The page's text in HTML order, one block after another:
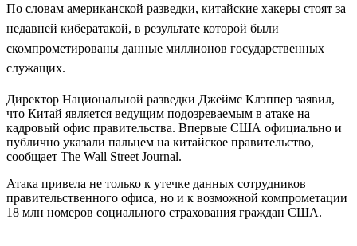
По словам американской разведки, китайские хакеры стоят за
недавней кибератакой, в результате которой были
скомпрометированы данные миллионов государственных
служащих.
Директор Национальной разведки Джеймс Клэппер заявил,
что Китай является ведущим подозреваемым в атаке на
кадровый офис правительства. Впервые США официально и
публично указали пальцем на китайское правительство,
сообщает The Wall Street Journal.
Атака привела не только к утечке данных сотрудников
правительственного офиса, но и к возможной компрометации
18 млн номеров социального страхования граждан США.